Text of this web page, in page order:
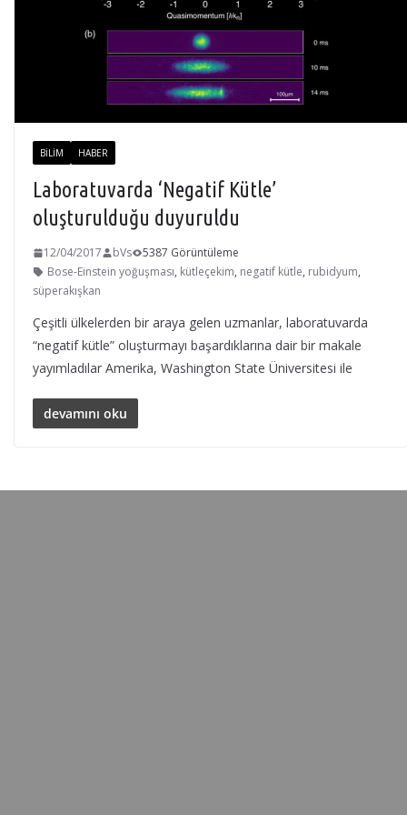
BILIM HABER
Laboratuvarda ‘Negatif Kütle’
oluşturulduğu duyuruldu
12/04/2017 bVs
5387 Görüntüleme
Bose-Einstein yoğuşması, kütleçekim, negatif kütle, rubidyum,
süperakışkan
Çeşitli ülkelerden bir araya gelen uzmanlar, laboratuvarda
“negatif kütle” oluşturmayı başardıklarına dair bir makale
yayımladılar Amerika, Washington State Üniversitesi ile
devamını oku